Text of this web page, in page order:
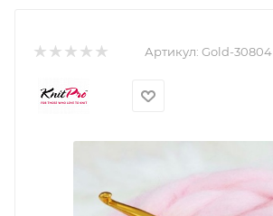
Артикул: Gold-30804